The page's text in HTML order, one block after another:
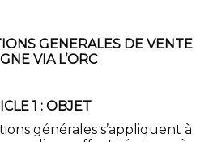
GENERALES DE VENTE
VIA L’ORC
1 : OBJET
générales s’appliquent à